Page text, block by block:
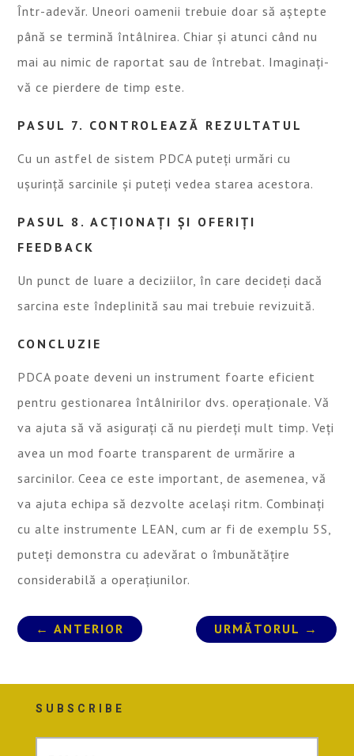
Într-adevăr. Uneori oamenii trebuie doar să aștepte
până se termină întâlnirea. Chiar și atunci când nu
mai au nimic de raportat sau de întrebat. Imaginați-
vă ce pierdere de timp este.
PASUL 7. CONTROLEAZĂ REZULTATUL
Cu un astfel de sistem PDCA puteți urmări cu
ușurință sarcinile și puteți vedea starea acestora.
PASUL 8. ACȚIONAȚI ȘI OFERIȚI
FEEDBACK
Un punct de luare a deciziilor, în care decideți dacă
sarcina este îndeplinită sau mai trebuie revizuită.
CONCLUZIE
PDCA poate deveni un instrument foarte eficient
pentru gestionarea întâlnirilor dvs. operaționale. Vă
va ajuta să vă asigurați că nu pierdeți mult timp. Veți
avea un mod foarte transparent de urmărire a
sarcinilor. Ceea ce este important, de asemenea, vă
va ajuta echipa să dezvolte același ritm. Combinați
cu alte instrumente LEAN, cum ar fi de exemplu 5S,
puteți demonstra cu adevărat o îmbunătățire
considerabilă a operațiunilor.
←ANTERIOR URMĂTORUL →
SUBSCRIBE